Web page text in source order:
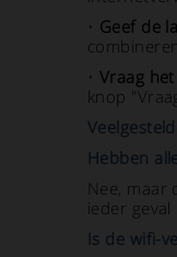
• Geef de
• Vraag
knop
Hebben
Nee, maar
ieder
Is de wifi-